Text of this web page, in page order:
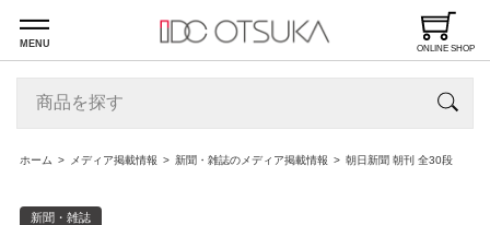
MENU ONLINE SHOP
ホーム メディア掲載情報 新聞・雑誌のメディア掲載情報 朝日新聞 朝刊 全30段
新聞・雑誌